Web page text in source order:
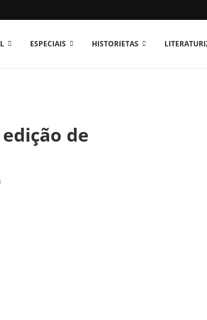
ESPECIAIS HISTORIETAS
de